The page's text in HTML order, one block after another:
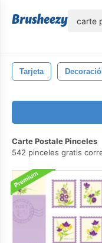
Tarjeta
Carte Postale Pinceles
542 pinceles gratis